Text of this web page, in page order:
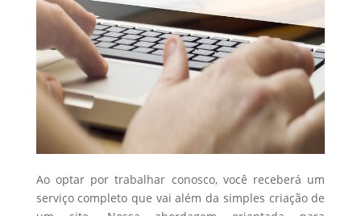
Ao optar por trabalhar conosco, você receberá um
serviço completo que vai além da simples criação de